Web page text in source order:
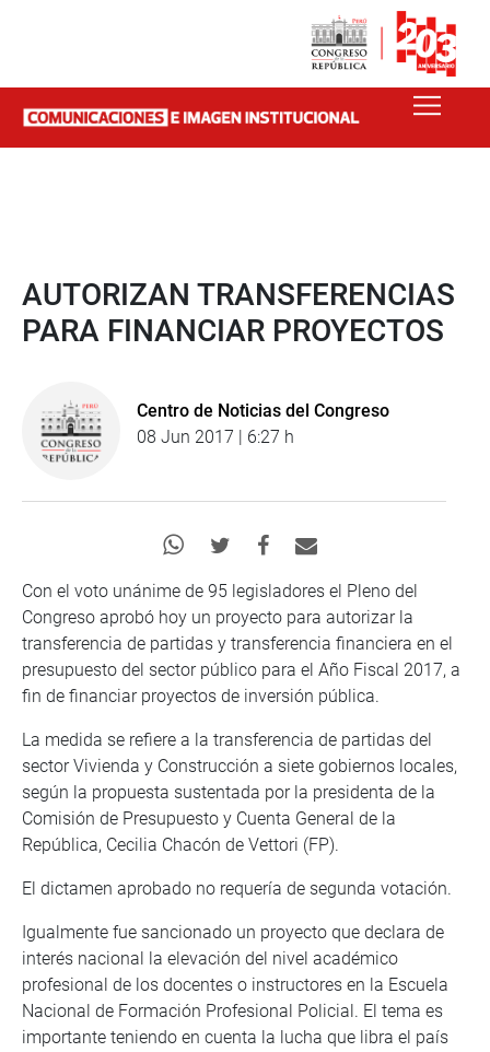
AUTORIZAN TRANSFERENCIAS
PARA FINANCIAR PROYECTOS
Centro de Noticias del Congreso
08 Jun 2017 | 6:27 h
Con el voto unánime de 95 legisladores el Pleno del
Congreso aprobó hoy un proyecto para autorizar la
transferencia de partidas y transferencia financiera en el
presupuesto del sector público para el Año Fiscal 2017, a
fin de financiar proyectos de inversión pública.
La medida se refiere a la transferencia de partidas del
sector Vivienda y Construcción a siete gobiernos locales,
según la propuesta sustentada por la presidenta de la
Comisión de Presupuesto y Cuenta General de la
República, Cecilia Chacón de Vettori (FP).
El dictamen aprobado no requería de segunda votación.
Igualmente fue sancionado un proyecto que declara de
interés nacional la elevación del nivel académico
profesional de los docentes o instructores en la Escuela
Nacional de Formación Profesional Policial. El tema es
importante teniendo en cuenta la lucha que libra el país